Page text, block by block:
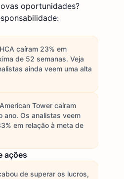
oportunidades?
caíram 23% em
de 52 semanas. Veja
ainda veem uma alta
Tower caíram
ano. Os analistas veem
em relação à meta de
ações
de superar os lucros,